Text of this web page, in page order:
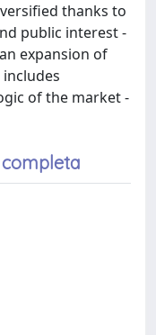
thanks to
public interest -
expansion of
of the market -